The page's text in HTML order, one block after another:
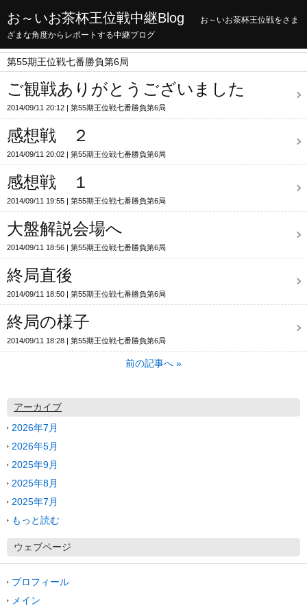
お～いお茶杯王位戦中継Blog
お～いお茶杯王位戦をさま
ざまな角度からレポートする中継ブログ
第55期王位戦七番勝負第6局
ご観戦ありがとうございました
2014/09/11 20:12 第55期王位戦七番勝負第6局
感想戦 ２
2014/09/11 20:02 第55期王位戦七番勝負第6局
感想戦 １
2014/09/11 19:55 第55期王位戦七番勝負第6局
大盤解説会場へ
2014/09/11 18:56 第55期王位戦七番勝負第6局
終局直後
2014/09/11 18:50 第55期王位戦七番勝負第6局
終局の様子
2014/09/11 18:28 第55期王位戦七番勝負第6局
前の記事へ »
アーカイブ
2026年7月
2026年5月
2025年9月
2025年8月
2025年7月
もっと読む
ウェブページ
プロフィール
メイン